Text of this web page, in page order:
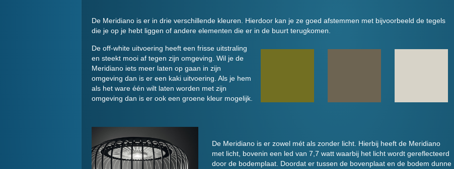
De Meridiano is er in drie verschillende kleuren. Hierdoor kan je ze goed afstemmen met bijvoorbeeld de tegels
die je op je hebt liggen of andere elementen die er in de buurt terugkomen.
De off-white uitvoering heeft een frisse uitstraling
en steekt mooi af tegen zijn omgeving. Wil je de
Meridiano iets meer laten op gaan in zijn
omgeving dan is er een kaki uitvoering. Als je hem
als het ware één wilt laten worden met zijn
omgeving dan is er ook een groene kleur mogelijk.
De Meridiano is er zowel mét als zonder licht. Hierbij heeft de Meridiano
met licht, bovenin een led van 7,7 watt waarbij het licht wordt gereflecteerd
door de bodemplaat. Doordat er tussen de bovenplaat en de bodem dunne